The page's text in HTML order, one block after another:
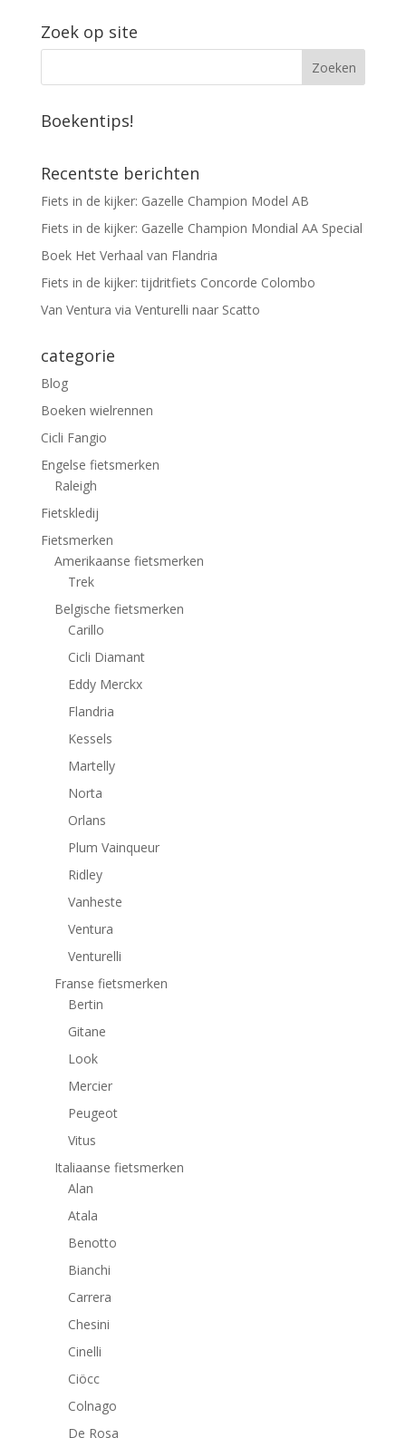
Zoek op site
Boekentips!
Recentste berichten
Fiets in de kijker: Gazelle Champion Model AB
Fiets in de kijker: Gazelle Champion Mondial AA Special
Boek Het Verhaal van Flandria
Fiets in de kijker: tijdritfiets Concorde Colombo
Van Ventura via Venturelli naar Scatto
categorie
Blog
Boeken wielrennen
Cicli Fangio
Engelse fietsmerken
Raleigh
Fietskledij
Fietsmerken
Amerikaanse fietsmerken
Trek
Belgische fietsmerken
Carillo
Cicli Diamant
Eddy Merckx
Flandria
Kessels
Martelly
Norta
Orlans
Plum Vainqueur
Ridley
Vanheste
Ventura
Venturelli
Franse fietsmerken
Bertin
Gitane
Look
Mercier
Peugeot
Vitus
Italiaanse fietsmerken
Alan
Atala
Benotto
Bianchi
Carrera
Chesini
Cinelli
Ciöcc
Colnago
De Rosa